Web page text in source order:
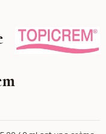
Topicrem